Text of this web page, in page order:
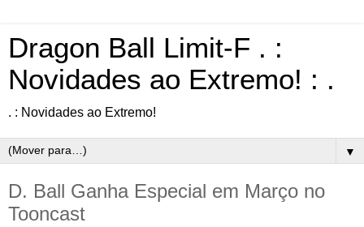
Dragon Ball Limit-F . :
Novidades ao Extremo! : .
. : Novidades ao Extremo!
▼
D. Ball Ganha Especial em Março no
Tooncast